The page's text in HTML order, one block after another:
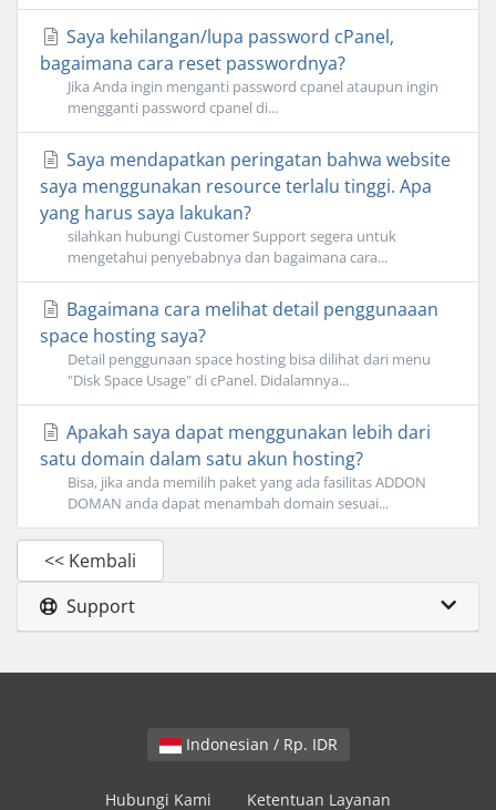
Saya kehilangan/lupa password cPanel,
bagaimana cara reset passwordnya?
Jika Anda ingin menganti password cpanel ataupun ingin
mengganti password cpanel di...
Saya mendapatkan peringatan bahwa website
saya menggunakan resource terlalu tinggi. Apa
yang harus saya lakukan?
silahkan hubungi Customer Support segera untuk
mengetahui penyebabnya dan bagaimana cara...
Bagaimana cara melihat detail penggunaaan
space hosting saya?
Detail penggunaan space hosting bisa dilihat dari menu
"Disk Space Usage" di cPanel. Didalamnya...
Apakah saya dapat menggunakan lebih dari
satu domain dalam satu akun hosting?
Bisa, jika anda memilih paket yang ada fasilitas ADDON
DOMAN anda dapat menambah domain sesuai...
<< Kembali
Support
Indonesian / Rp. IDR
Hubungi Kami Ketentuan Layanan